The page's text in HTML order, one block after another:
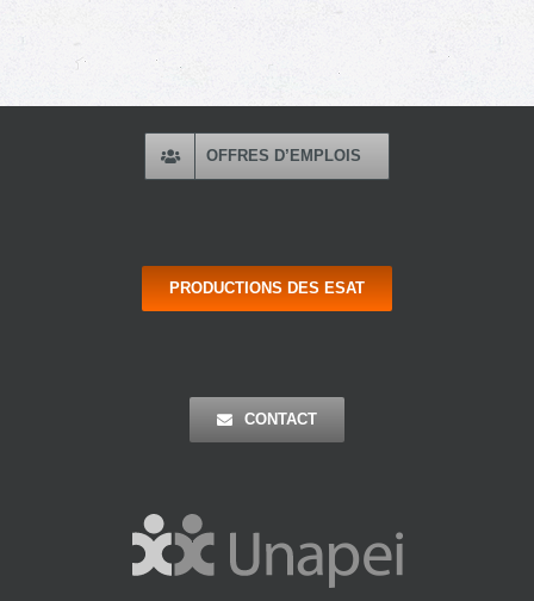
OFFRES D’EMPLOIS
PRODUCTIONS DES ESAT
CONTACT